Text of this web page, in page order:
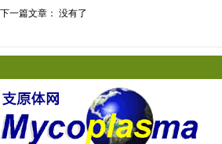
下一篇文章： 没有了